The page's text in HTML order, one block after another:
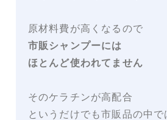
原材料費が高くなるので
市販シャンプーには
ほとんど使われてません
そのケラチンが高配合
というだけでも市販品の中で